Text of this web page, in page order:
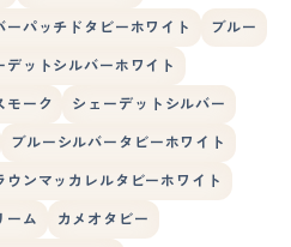
ーパッチドタビーホワイト ブルー
デットシルバーホワイト
モーク シェーデットシルバー
ブルーシルバータビーホワイト
ウンマッカレルタビーホワイト
ーム カメオタビー